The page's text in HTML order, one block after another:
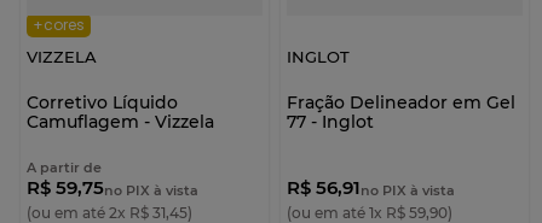
+cores
VIZZELA
Corretivo Líquido
Camuflagem - Vizzela
A partir de
R$ 59,75no PIX à vista
(ou em até 2x R$ 31,45)
INGLOT
Fração Delineador em Gel
77 - Inglot
R$ 56,91no PIX à vista
(ou em até 1x R$ 59,90)